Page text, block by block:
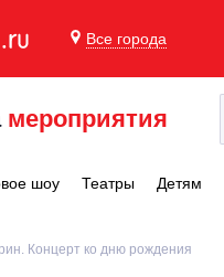
Все города
мероприятия
шоу Театры Детям
Концерт ко дню рождения